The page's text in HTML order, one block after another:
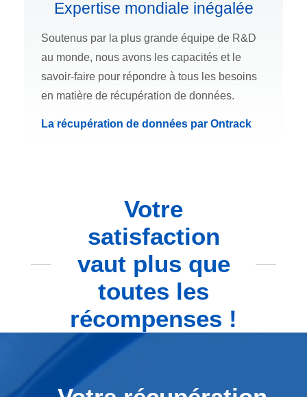
Expertise mondiale inégalée
Soutenus par la plus grande équipe de R&D
au monde, nous avons les capacités et le
savoir-faire pour répondre à tous les besoins
en matière de récupération de données.
La récupération de données par Ontrack
Votre
satisfaction
vaut plus que
toutes les
récompenses !